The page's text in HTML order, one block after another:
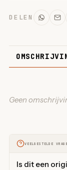
DELEN
Geen
VEELGESTELDE
Is dit een